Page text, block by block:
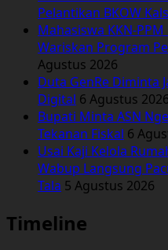
Pelantikan BKOW
Mahasiswa KKN-
Wariskan Program
Agustus 2026
Duta GenRe Diminta
Digital 6 Agustus 2026
Bupati Minta ASN
Tekanan Fiskal 6
Usai Kaji Kelola
Wabup Langsung
Tala 5 Agustus 2026
Timeline